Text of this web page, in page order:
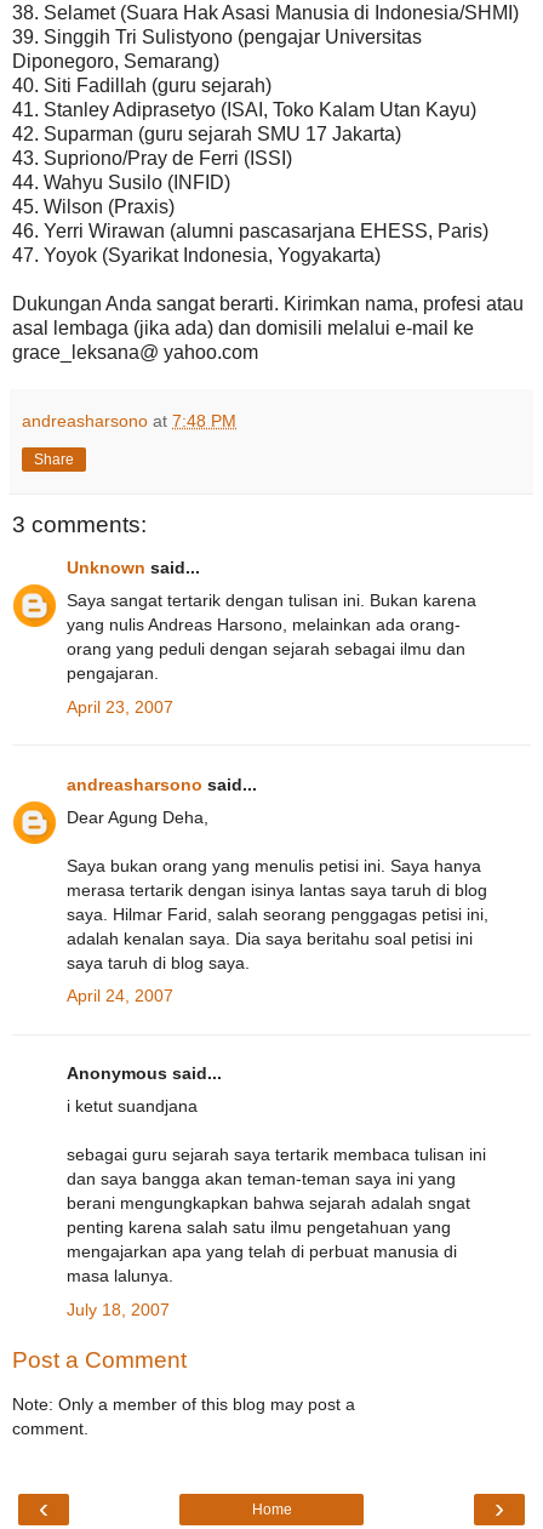
38. Selamet (Suara Hak Asasi Manusia di Indonesia/SHMI)
39. Singgih Tri Sulistyono (pengajar Universitas
Diponegoro, Semarang)
40. Siti Fadillah (guru sejarah)
41. Stanley Adiprasetyo (ISAI, Toko Kalam Utan Kayu)
42. Suparman (guru sejarah SMU 17 Jakarta)
43. Supriono/Pray de Ferri (ISSI)
44. Wahyu Susilo (INFID)
45. Wilson (Praxis)
46. Yerri Wirawan (alumni pascasarjana EHESS, Paris)
47. Yoyok (Syarikat Indonesia, Yogyakarta)
Dukungan Anda sangat berarti. Kirimkan nama, profesi atau
asal lembaga (jika ada) dan domisili melalui e-mail ke
grace_leksana@ yahoo.com
andreasharsono at 7:48 PM
Share
3 comments:
Unknown said...
Saya sangat tertarik dengan tulisan ini. Bukan karena
yang nulis Andreas Harsono, melainkan ada orang-
orang yang peduli dengan sejarah sebagai ilmu dan
pengajaran.
April 23, 2007
andreasharsono said...
Dear Agung Deha,
Saya bukan orang yang menulis petisi ini. Saya hanya
merasa tertarik dengan isinya lantas saya taruh di blog
saya. Hilmar Farid, salah seorang penggagas petisi ini,
adalah kenalan saya. Dia saya beritahu soal petisi ini
saya taruh di blog saya.
April 24, 2007
Anonymous said...
i ketut suandjana
sebagai guru sejarah saya tertarik membaca tulisan ini
dan saya bangga akan teman-teman saya ini yang
berani mengungkapkan bahwa sejarah adalah sngat
penting karena salah satu ilmu pengetahuan yang
mengajarkan apa yang telah di perbuat manusia di
masa lalunya.
July 18, 2007
Post a Comment
Note: Only a member of this blog may post a
comment.
‹ ›
Home